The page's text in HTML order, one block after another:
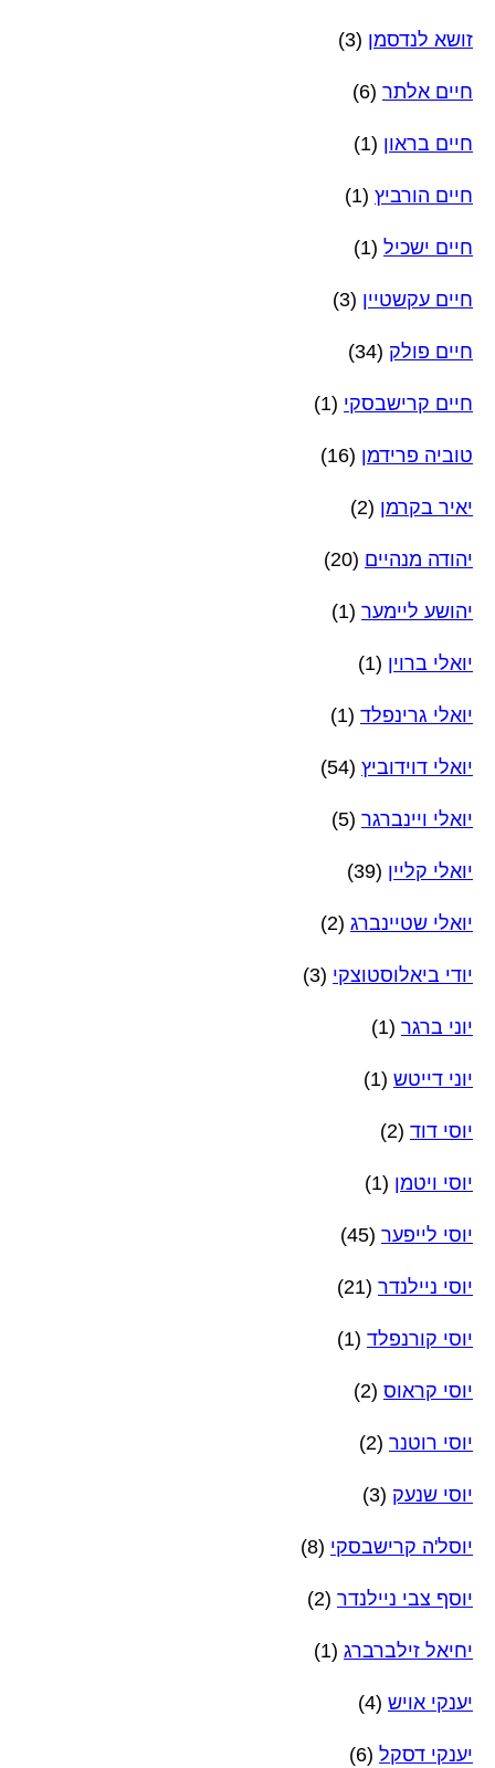
זושא לנדסמן (3)
חיים אלתר (6)
חיים בראון (1)
חיים הורביץ (1)
חיים ישכיל (1)
חיים עקשטיין (3)
חיים פולק (34)
חיים קרישבסקי (1)
טוביה פרידמן (16)
יאיר בקרמן (2)
יהודה מנהיים (20)
יהושע ליימער (1)
יואלי ברוין (1)
יואלי גרינפלד (1)
יואלי דוידוביץ (54)
יואלי ויינברגר (5)
יואלי קליין (39)
יואלי שטיינברג (2)
יודי ביאלוסטוצקי (3)
יוני ברגר (1)
יוני דייטש (1)
יוסי דוד (2)
יוסי ויטמן (1)
יוסי לייפער (45)
יוסי ניילנדר (21)
יוסי קורנפלד (1)
יוסי קראוס (2)
יוסי רוטנר (2)
יוסי שנעק (3)
יוסל'ה קרישבסקי (8)
יוסף צבי ניילנדר (2)
יחיאל זילברברג (1)
יענקי אויש (4)
יענקי דסקל (6)